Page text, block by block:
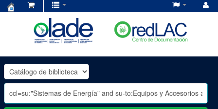
OLADE
-